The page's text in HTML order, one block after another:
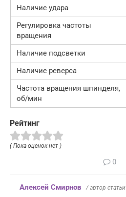
Наличие удара
Регулировка частоты
вращения
Наличие подсветки
Наличие реверса
Частота вращения шпинделя,
об/мин
Рейтинг
( Пока оценок нет )
0
Алексей Смирнов / автор статьи